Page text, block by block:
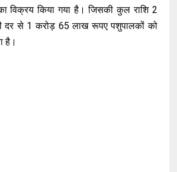
विक्रय किया गया है। जिसकी कुल राशि 2
दर से 1 करोड़ 65 लाख रूपए पशुपालकों को
है।